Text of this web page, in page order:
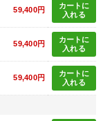
後継社長・アトツギ
59,400円
カートに
入れる
59,400円
カートに
入れる
59,400円
カートに
入れる